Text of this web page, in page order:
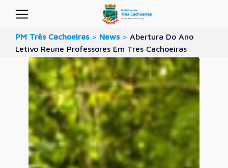
PM Três Cachoeiras > News > Abertura Do Ano
Letivo Reune Professores Em Tres Cachoeiras